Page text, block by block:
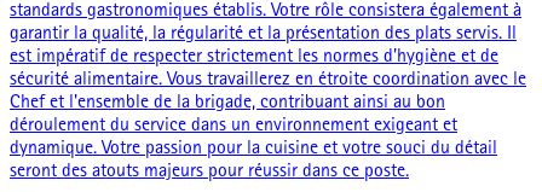
standards gastronomiques établis. Votre rôle consistera également à
garantir la qualité, la régularité et la présentation des plats servis. Il
est impératif de respecter strictement les normes d’hygiène et de
sécurité alimentaire. Vous travaillerez en étroite coordination avec le
Chef et l'ensemble de la brigade, contribuant ainsi au bon
déroulement du service dans un environnement exigeant et
dynamique. Votre passion pour la cuisine et votre souci du détail
seront des atouts majeurs pour réussir dans ce poste.